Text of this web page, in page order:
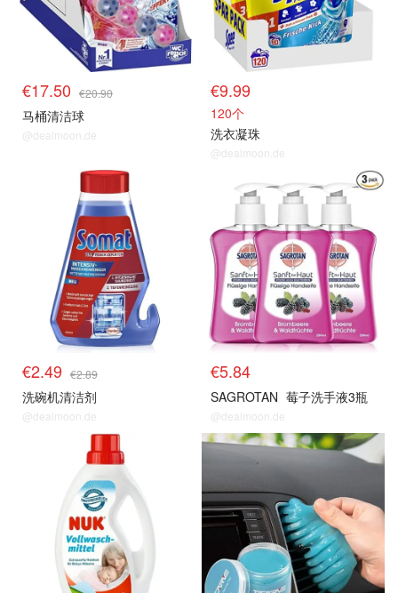
€17.50 €20.90
马桶清洁球
@dealmoon.de
€9.99
120个
洗衣凝珠
@dealmoon.de
€2.49 €2.89
洗碗机清洁剂
@dealmoon.de
€5.84
SAGROTAN 莓子洗手液3瓶
@dealmoon.de